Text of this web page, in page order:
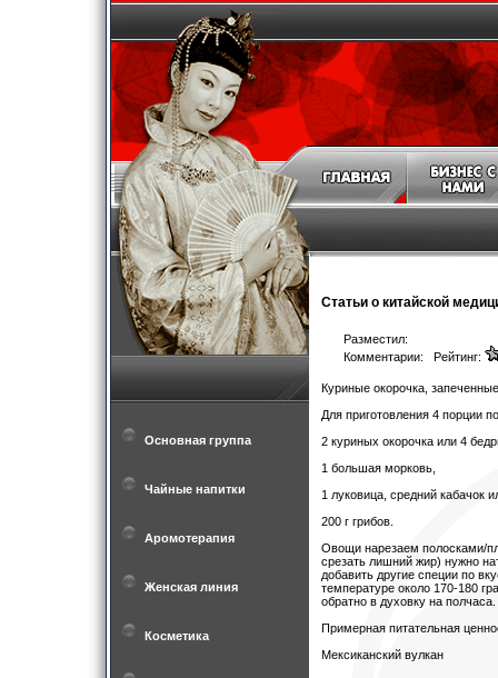
Основная группа
Чайные напитки
Аромотерапия
Женская линия
Косметика
Статьи о китайской
Разместил:
Комментарии: Рейтинг:
Куриные окорочка,
Для приготовления 4 порции
2 куриных окорочка или 4
1 большая морковь,
1 луковица, средний кабачок
200 г грибов.
Овощи нарезаем полосками/
срезать лишний жир) нужно
добавить другие специи по
температуре около 170-180
обратно в духовку на полчаса.
Примерная питательная
Мексиканский вулкан